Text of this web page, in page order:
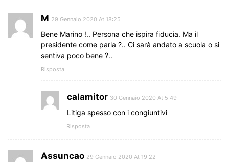
M 29 Gennaio 2020 At 18:25
Bene Marino !.. Persona che ispira fiducia. Ma il
presidente come parla ?.. Ci sarà andato a scuola o si
sentiva poco bene ?..
Risposta
calamitor 30 Gennaio 2020 At 5:49
Litiga spesso con i congiuntivi
Risposta
Assuncao 29 Gennaio 2020 At 19:22